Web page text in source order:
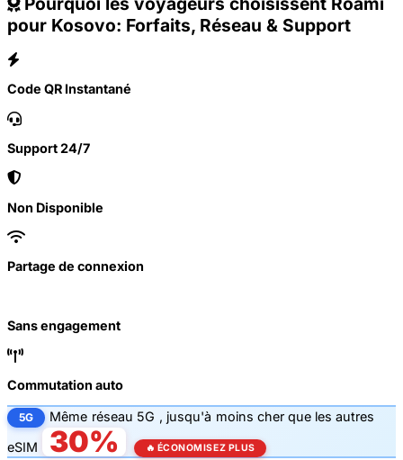
pour Kosovo: Forfaits, Réseau & Support
Code QR Instantané
Support 24/7
Non Disponible
Partage de connexion
Sans engagement
Commutation auto
5G Même réseau 5G , jusqu'à moins cher que les autres
eSIM
30% 🔥 ÉCONOMISEZ PLUS